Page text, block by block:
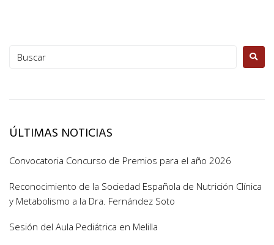
ÚLTIMAS NOTICIAS
Convocatoria Concurso de Premios para el año 2026
Reconocimiento de la Sociedad Española de Nutrición Clínica
y Metabolismo a la Dra. Fernández Soto
Sesión del Aula Pediátrica en Melilla